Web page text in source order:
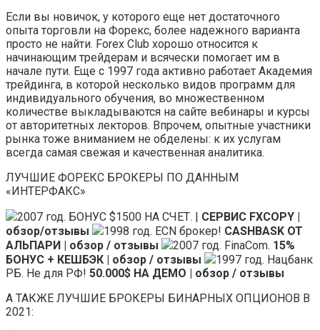
Если вы новичок, у которого еще нет достаточного
опыта торговли на Форекс, более надежного варианта
просто не найти. Forex Club хорошо относится к
начинающим трейдерам и всячески помогает им в
начале пути. Еще с 1997 года активно работает Академия
трейдинга, в которой несколько видов программ для
индивидуального обучения, во множественном
количестве выкладываются на сайте вебинары и курсы
от авторитетных лекторов. Впрочем, опытные участники
рынка тоже вниманием не обделены: к их услугам
всегда самая свежая и качественная аналитика.
ЛУЧШИЕ ФОРЕКС БРОКЕРЫ ПО ДАННЫМ
«ИНТЕРФАКС»
2007 год. БОНУС $1500 НА СЧЕТ. | СЕРВИС FXCOPY |
обзор/отзывы
1998 год. ECN брокер! CASHBASK ОТ
АЛЬПАРИ | обзор / отзывы
2007 год. FinaCom. 15%
БОНУС + КЕШБЭК | обзор / отзывы
1997 год. Нацбанк
РБ. Не для РФ! 50.000$ НА ДЕМО | обзор / отзывы
А ТАКЖЕ ЛУЧШИЕ БРОКЕРЫ БИНАРНЫХ ОПЦИОНОВ В
2021: